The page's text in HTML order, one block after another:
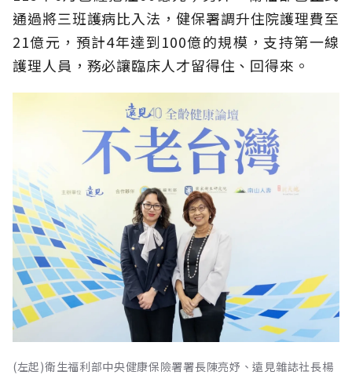
通過將三班護病比入法，健保署調升住院護理費至
21億元，預計4年達到100億的規模，支持第一線
護理人員，務必讓臨床人才留得住、回得來。
(左起)衛生福利部中央健康保險署署長陳亮妤、遠見雜誌社長楊